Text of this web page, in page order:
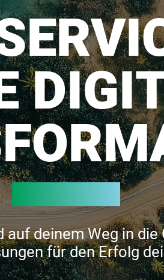
deinem Weg in
für den Erfolg